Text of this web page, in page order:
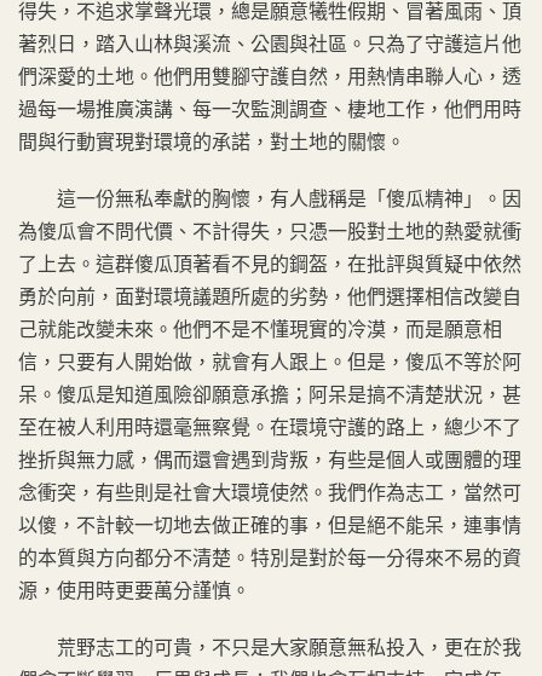
得失，不追求掌聲光環，總是願意犧牲假期、冒著風雨、頂
著烈日，踏入山林與溪流、公園與社區。只為了守護這片他
們深愛的土地。他們用雙腳守護自然，用熱情串聯人心，透
過每一場推廣演講、每一次監測調查、棲地工作，他們用時
間與行動實現對環境的承諾，對土地的關懷。
這一份無私奉獻的胸懷，有人戲稱是「傻瓜精神」。因
為傻瓜會不問代價、不計得失，只憑一股對土地的熱愛就衝
了上去。這群傻瓜頂著看不見的鋼盔，在批評與質疑中依然
勇於向前，面對環境議題所處的劣勢，他們選擇相信改變自
己就能改變未來。他們不是不懂現實的冷漠，而是願意相
信，只要有人開始做，就會有人跟上。但是，傻瓜不等於阿
呆。傻瓜是知道風險卻願意承擔；阿呆是搞不清楚狀況，甚
至在被人利用時還毫無察覺。在環境守護的路上，總少不了
挫折與無力感，偶而還會遇到背叛，有些是個人或團體的理
念衝突，有些則是社會大環境使然。我們作為志工，當然可
以傻，不計較一切地去做正確的事，但是絕不能呆，連事情
的本質與方向都分不清楚。特別是對於每一分得來不易的資
源，使用時更要萬分謹慎。
荒野志工的可貴，不只是大家願意無私投入，更在於我